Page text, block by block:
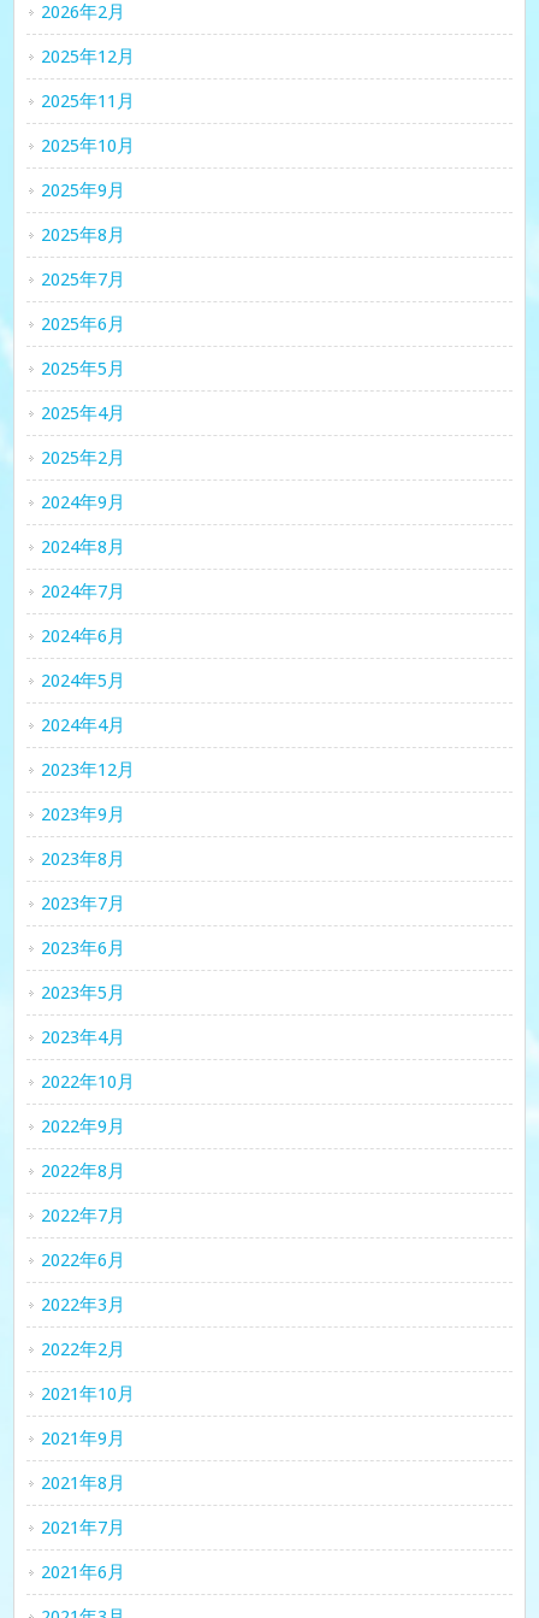
2026年2月
2025年12月
2025年11月
2025年10月
2025年9月
2025年8月
2025年7月
2025年6月
2025年5月
2025年4月
2025年2月
2024年9月
2024年8月
2024年7月
2024年6月
2024年5月
2024年4月
2023年12月
2023年9月
2023年8月
2023年7月
2023年6月
2023年5月
2023年4月
2022年10月
2022年9月
2022年8月
2022年7月
2022年6月
2022年3月
2022年2月
2021年10月
2021年9月
2021年8月
2021年7月
2021年6月